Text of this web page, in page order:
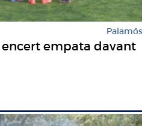
Palamós
encert empata davant